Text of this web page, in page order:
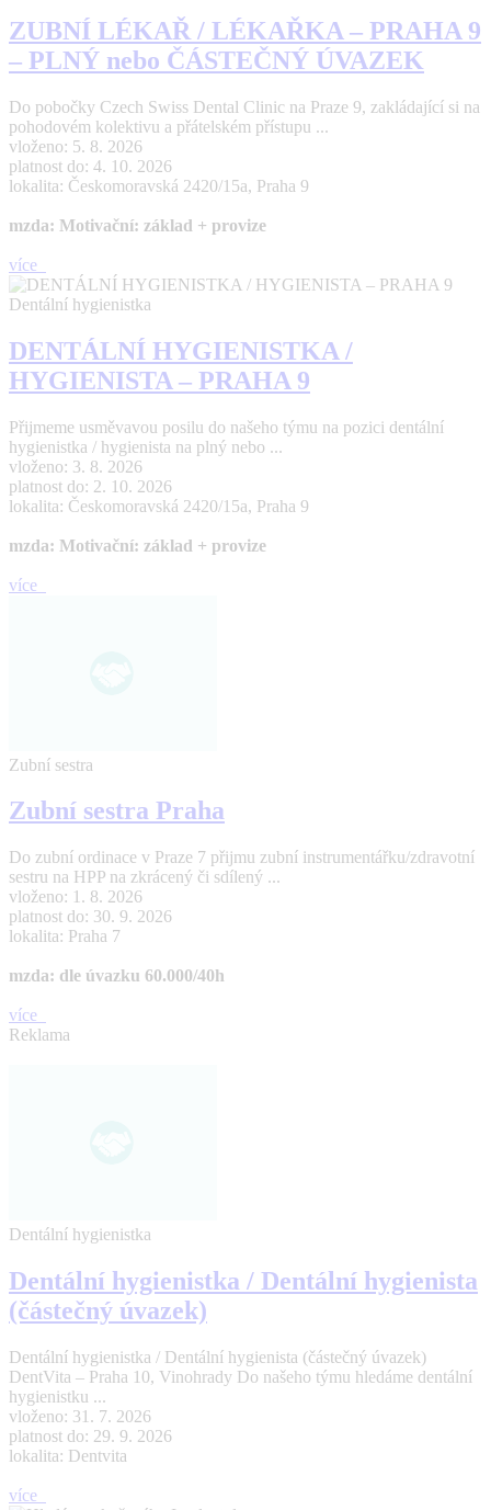
ZUBNÍ LÉKAŘ / LÉKAŘKA – PRAHA 9
– PLNÝ nebo ČÁSTEČNÝ ÚVAZEK
Do pobočky Czech Swiss Dental Clinic na Praze 9, zakládající si na
pohodovém kolektivu a přátelském přístupu ...
vloženo: 5. 8. 2026
platnost do: 4. 10. 2026
lokalita: Českomoravská 2420/15a, Praha 9
mzda: Motivační: základ + provize
více
Dentální hygienistka
DENTÁLNÍ HYGIENISTKA /
HYGIENISTA – PRAHA 9
Přijmeme usměvavou posilu do našeho týmu na pozici dentální
hygienistka / hygienista na plný nebo ...
vloženo: 3. 8. 2026
platnost do: 2. 10. 2026
lokalita: Českomoravská 2420/15a, Praha 9
mzda: Motivační: základ + provize
více
Zubní sestra
Zubní sestra Praha
Do zubní ordinace v Praze 7 přijmu zubní instrumentářku/zdravotní
sestru na HPP na zkrácený či sdílený ...
vloženo: 1. 8. 2026
platnost do: 30. 9. 2026
lokalita: Praha 7
mzda: dle úvazku 60.000/40h
více
Reklama
Dentální hygienistka
Dentální hygienistka / Dentální hygienista
(částečný úvazek)
Dentální hygienistka / Dentální hygienista (částečný úvazek)
DentVita – Praha 10, Vinohrady Do našeho týmu hledáme dentální
hygienistku ...
vloženo: 31. 7. 2026
platnost do: 29. 9. 2026
lokalita: Dentvita
více